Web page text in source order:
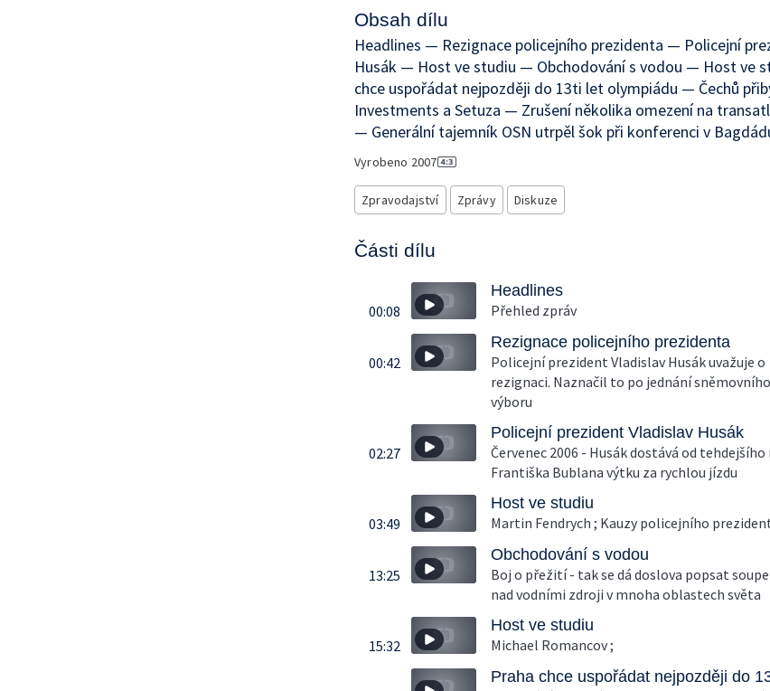
Obsah dílu
Headlines — Rezignace policejního prezidenta — Policejní
Husák — Host ve studiu — Obchodování s vodou — Host ve
chce uspořádat nejpozději do 13ti let olympiádu — Čechů
Investments a Setuza — Zrušení několika omezení na
— Generální tajemník OSN utrpěl šok při konferenci v
Vyrobeno 2007
Zpravodajství Zprávy Diskuze
Části dílu
00:08
Headlines
Přehled zpráv
00:42
Rezignace policejního prezidenta
Policejní prezident Vladislav Husák uvažuje o
rezignaci. Naznačil to po jednání
výboru
02:27
Policejní prezident Vladislav Husák
Červenec 2006 - Husák dostává od
Františka Bublana výtku za rychlou jízdu
03:49
Host ve studiu
Martin Fendrych ; Kauzy policejního
13:25
Obchodování s vodou
Boj o přežití - tak se dá doslova popsat
nad vodními zdroji v mnoha oblastech světa
15:32
Host ve studiu
Michael Romancov ;
Praha chce uspořádat nejpozději do